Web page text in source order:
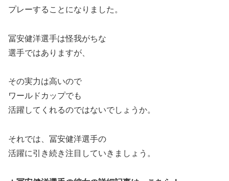
プレーすることになりました。
冨安健洋選手は怪我がちな
選手ではありますが、
その実力は高いので
ワールドカップでも
活躍してくれるのではないでしょうか。
それでは、冨安健洋選手の
活躍に引き続き注目していきましょう。